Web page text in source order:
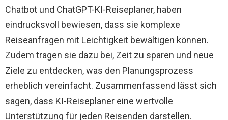
Chatbot und ChatGPT-KI-Reiseplaner, haben
eindrucksvoll bewiesen, dass sie komplexe
Reiseanfragen mit Leichtigkeit bewältigen können.
Zudem tragen sie dazu bei, Zeit zu sparen und neue
Ziele zu entdecken, was den Planungsprozess
erheblich vereinfacht. Zusammenfassend lässt sich
sagen, dass KI-Reiseplaner eine wertvolle
Unterstützung für jeden Reisenden darstellen.